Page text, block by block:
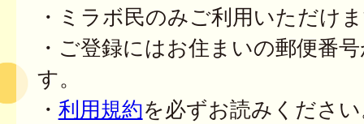
・ミラボ民のみご利用いただけ
・ご登録にはお住まいの郵便番
す。
・ 利用規約を必ずお読みくださ